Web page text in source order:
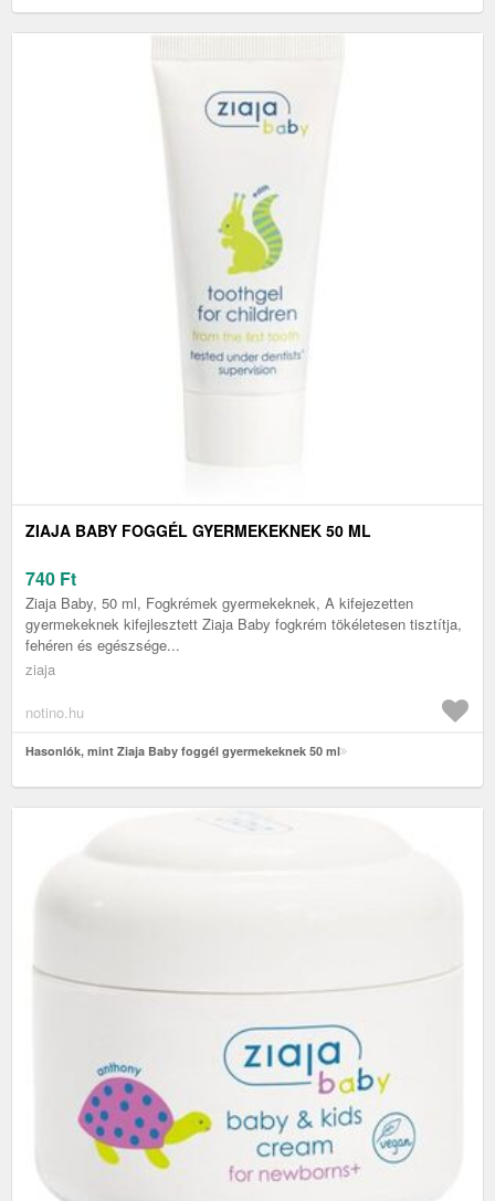
ZIAJA BABY FOGGÉL GYERMEKEKNEK 50 ML
740 Ft
Ziaja Baby, 50 ml, Fogkrémek gyermekeknek, A kifejezetten
gyermekeknek kifejlesztett Ziaja Baby fogkrém tökéletesen tisztítja,
fehéren és egészsége...
ziaja
notino.hu
Hasonlók, mint Ziaja Baby foggél gyermekeknek 50 ml